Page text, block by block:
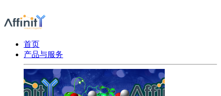
首页
产品与服务